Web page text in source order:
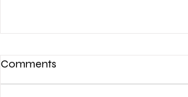
በመጪው ዓመት ከአዲስ አበባ ከተማ
ለመሰብሰብ ውጥን መያዙን
Comments